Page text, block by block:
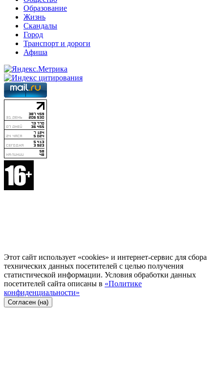
Образование
Жизнь
Скандалы
Город
Транспорт и дороги
Афиша
Этот сайт использует «cookies» и интернет-сервис для сбора
технических данных посетителей с целью получения
статистической информации. Условия обработки данных
посетителей сайта описаны в «Политике
конфиденциальности»
Согласен (на)